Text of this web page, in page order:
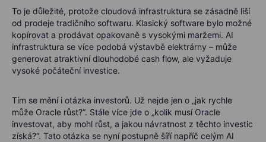
To je důležité, protože cloudová infrastruktura se zásadně liší
od prodeje tradičního softwaru. Klasický software bylo možné
kopírovat a prodávat opakovaně s vysokými maržemi. AI
infrastruktura se více podobá výstavbě elektrárny – může
generovat atraktivní dlouhodobé cash flow, ale vyžaduje
vysoké počáteční investice.
Tím se mění i otázka investorů. Už nejde jen o „jak rychle
může Oracle růst?“. Stále více jde o „kolik musí Oracle
investovat, aby mohl růst, a jakou návratnost z těchto investic
získá?“. Tato otázka se nyní postupně šíří napříč celým AI